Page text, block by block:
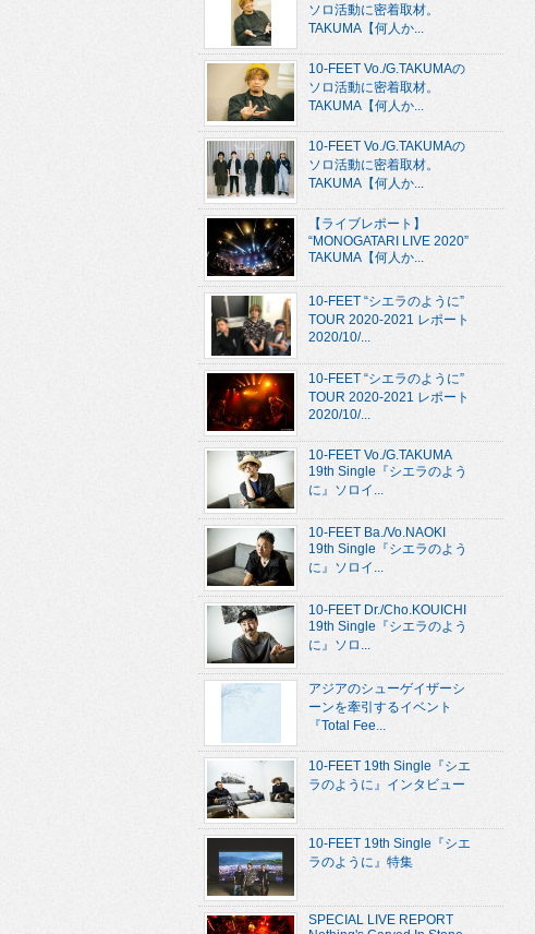
ソロ活動に密着取材。
TAKUMA【何人か...
10-FEET Vo./G.TAKUMAの
ソロ活動に密着取材。
TAKUMA【何人か...
10-FEET Vo./G.TAKUMAの
ソロ活動に密着取材。
TAKUMA【何人か...
【ライブレポート】
“MONOGATARI LIVE 2020”
TAKUMA【何人か...
10-FEET “シエラのように”
TOUR 2020-2021 レポート
2020/10/...
10-FEET “シエラのように”
TOUR 2020-2021 レポート
2020/10/...
10-FEET Vo./G.TAKUMA
19th Single『シエラのよう
に』ソロイ...
10-FEET Ba./Vo.NAOKI
19th Single『シエラのよう
に』ソロイ...
10-FEET Dr./Cho.KOUICHI
19th Single『シエラのよう
に』ソロ...
アジアのシューゲイザーシ
ーンを牽引するイベント
『Total Fee...
10-FEET 19th Single『シエ
ラのように』インタビュー
10-FEET 19th Single『シエ
ラのように』特集
SPECIAL LIVE REPORT